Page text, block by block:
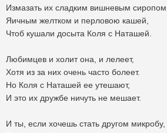
Измазать их сладким вишневым сиропом,
Яичным желтком и перловою кашей,
Чтоб кушали досыта Коля с Наташей.
Любимцев и холит она, и лелеет,
Хотя из за них очень часто болеет.
Но Коля с Наташей ее утешают,
И это их дружбе ничуть не мешает.
И ты, если хочешь стать другом микробу,